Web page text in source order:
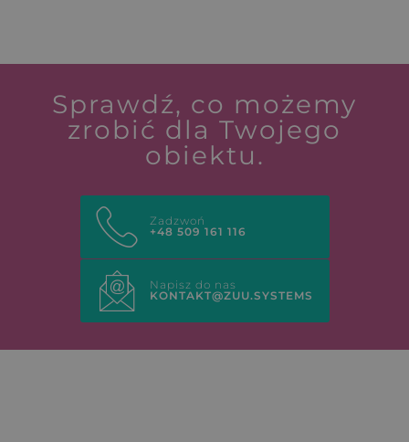
Sprawdź, co możemy
zrobić dla Twojego
obiektu.
Zadzwoń
+48 509 161 116
Napisz do nas
KONTAKT@ZUU.SYSTEMS